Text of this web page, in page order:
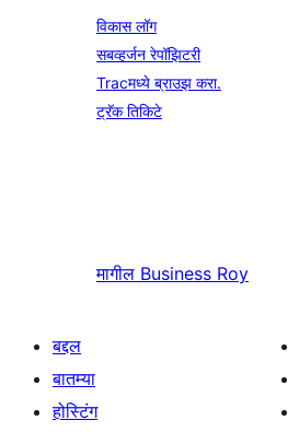
विकास लॉग
सबव्हर्जन रेपॉझिटरी
Tracमध्ये ब्राउझ करा.
ट्रॅक तिकिटे
मागील Business Roy
बद्दल
बातम्या
होस्टिंग